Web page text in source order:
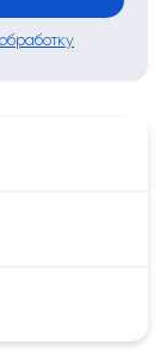
обработку